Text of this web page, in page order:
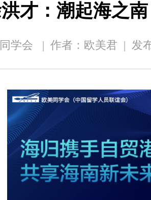
才：潮起海之
学会 | 作者：欧美君 | 发